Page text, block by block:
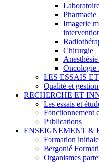
Pharmacie
Imagerie
Chirurgie
Oncologie
LES ESSAIS
Qualité et
RECHERCHE ET
Les essais et
Fonctionnement
Publications
ENSEIGNEMENT &
Formation initiale
Bergonié
Organismes